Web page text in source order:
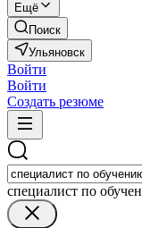
Ещё
Поиск
Ульяновск
Войти
Войти
Создать резюме
специалист по